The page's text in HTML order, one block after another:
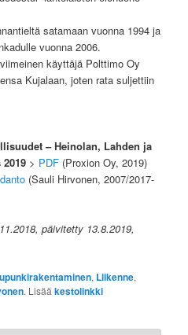
satamaan vuonna 1994 ja
vuonna 2006.
käyttäjä Polttimo Oy
Kujalaan, joten rata suljettiin
– Heinolan, Lahden ja
> PDF (Proxion Oy, 2019)
(Sauli Hirvonen, 2007/2017-
päivitetty 13.8.2019,
, Liikenne,
. Lisääkestolinkki